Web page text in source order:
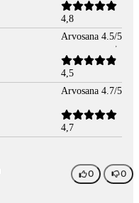
4,8
Arvosana 4.5/5
4,5
Arvosana 4.7/5
4,7
0 0